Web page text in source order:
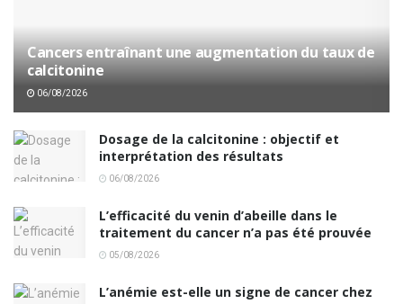
Cancers entraînant une augmentation du taux de
calcitonine
06/08/2026
Dosage de la calcitonine : objectif et
interprétation des résultats
06/08/2026
L’efficacité du venin d’abeille dans le
traitement du cancer n’a pas été prouvée
05/08/2026
L’anémie est-elle un signe de cancer chez